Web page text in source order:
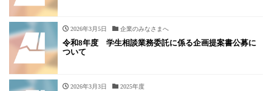
2026年3月5日 企業のみなさまへ
令和8年度 学生相談業務委託に係る企画提案書公募に
ついて
2026年3月3日 2025年度